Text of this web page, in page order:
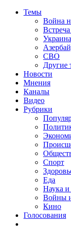
Темы
Война
Украина
СВО
Другие
Новости
Мнения
Каналы
Видео
Рубрики
Спорт
Еда
Наука и
Войны
Кино
Голосования